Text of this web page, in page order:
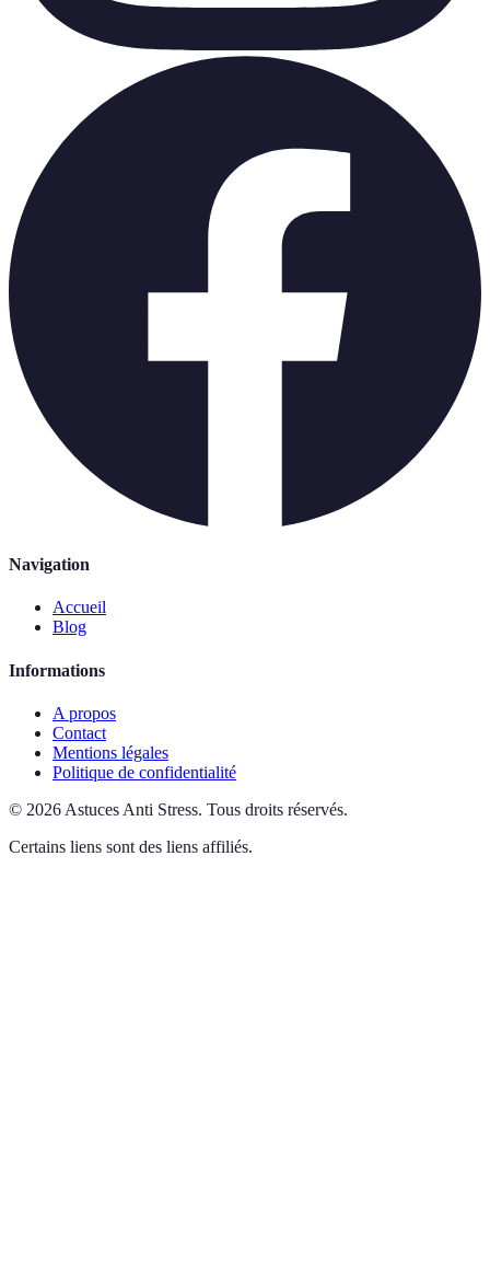
Navigation
Accueil
Blog
Informations
A propos
Contact
Mentions légales
Politique de confidentialité
© 2026 Astuces Anti Stress. Tous droits réservés.
Certains liens sont des liens affiliés.